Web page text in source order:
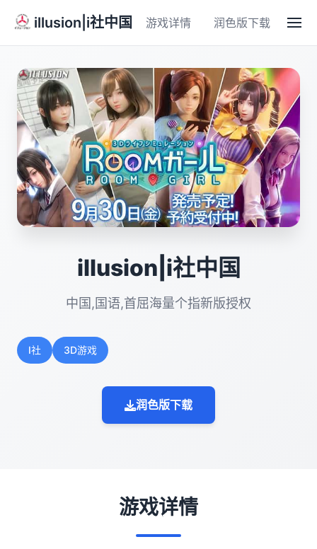
illusion|i社中国 游戏详情 润色版下载
illusion|i社中国
中国,国语,首屈海量个指新版授权
I社 3D游戏
润色版下载
游戏详情